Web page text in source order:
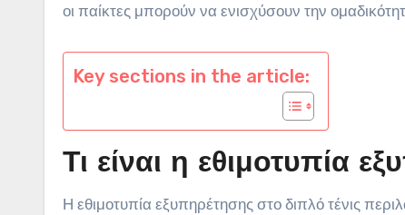
οι παίκτες μπορούν να ενισχύσουν την
Key sections in the article:
Τι είναι η εθιμοτυπία
Η εθιμοτυπία εξυπηρέτησης στο διπλό τένις